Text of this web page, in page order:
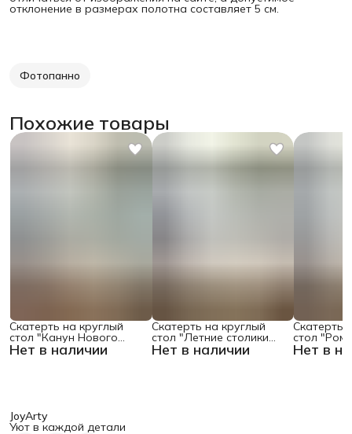
отклонение в размерах полотна составляет 5 см.
Фотопанно
Похожие товары
Нет в наличии
Скатерть на круглый
стол "Канун Нового
Года", 150х150 , серия Нет в наличии
Скатерть на круглый
стол "Летние столики
кафе", 150х150 Нет в
Скатерть
стол
поляне",
JoyArty
Уют в каждой детали